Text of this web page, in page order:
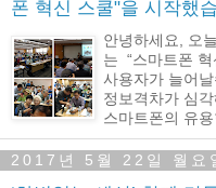
폰 혁신 스쿨"을 시작했
안녕하세요, 오
는 “스마트폰
사용자가 늘어
정보격차가 심
스마트폰의 유
2017년 5월 22일 월요